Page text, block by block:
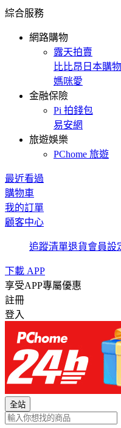
綜合服務
網路購物
露天拍賣
比比昂日本購物
媽咪愛
金融保險
Pi 拍錢包
易安網
旅遊娛樂
PChome 旅遊
最近看過
購物車
我的訂單
顧客中心
追蹤清單退貨會員設
下載 APP
享受APP專屬優惠
註冊
登入
全站